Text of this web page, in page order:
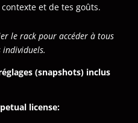
et de tes goûts.
le rack pour accéder à tous
individuels.
(snapshots) inclus
license: